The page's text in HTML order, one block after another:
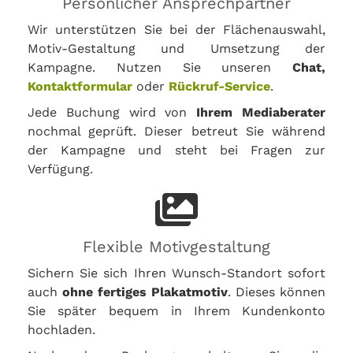
Wir unterstützen Sie bei der Flächenauswahl,
Motiv-Gestaltung und Umsetzung der
Kampagne. Nutzen Sie unseren Chat,
Kontaktformular oder Rückruf-Service.
Jede Buchung wird von Ihrem Mediaberater
nochmal geprüft. Dieser betreut Sie während
der Kampagne und steht bei Fragen zur
Verfügung.
Flexible Motivgestaltung
Sichern Sie sich Ihren Wunsch-Standort sofort
auch ohne fertiges Plakatmotiv. Dieses können
Sie später bequem in Ihrem Kundenkonto
hochladen.